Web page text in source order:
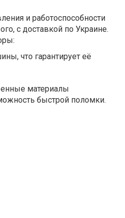
и работоспособности
с доставкой по Украине.
что гарантирует её
материалы
быстрой поломки.